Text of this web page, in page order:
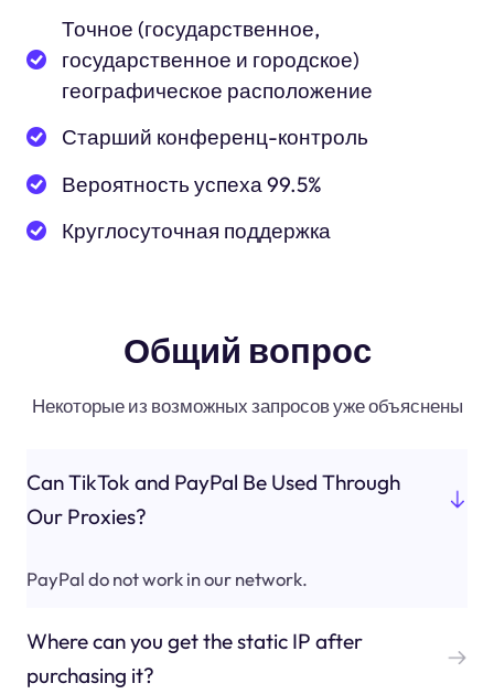
Точное (государственное,
государственное и городское)
географическое расположение
Старший конференц-контроль
Вероятность успеха 99.5%
Круглосуточная поддержка
Общий вопрос
Некоторые из возможных запросов уже объяснены
Can TikTok and PayPal Be Used Through
Our Proxies?
PayPal do not work in our network.
Where can you get the static IP after
purchasing it?